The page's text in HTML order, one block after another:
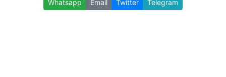
Whatsapp Email Twitter Telegram